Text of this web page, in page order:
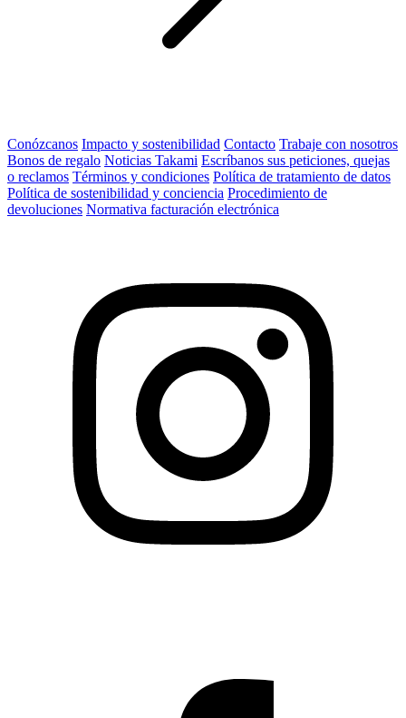
Conózcanos Impacto y sostenibilidad Contacto Trabaje con nosotros
Bonos de regalo Noticias Takami Escríbanos sus peticiones, quejas
o reclamos Términos y condiciones Política de tratamiento de datos
Política de sostenibilidad y conciencia Procedimiento de
devoluciones Normativa facturación electrónica